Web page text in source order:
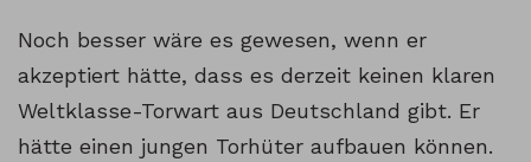
Noch besser wäre es gewesen, wenn er
akzeptiert hätte, dass es derzeit keinen klaren
Weltklasse-Torwart aus Deutschland gibt. Er
hätte einen jungen Torhüter aufbauen können.